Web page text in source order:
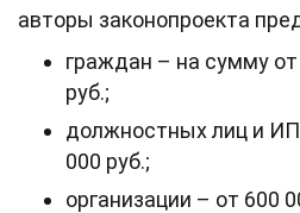
авторы законопроекта
граждан – на сумму
руб.;
должностных лиц и
000 руб.;
организации – от 600